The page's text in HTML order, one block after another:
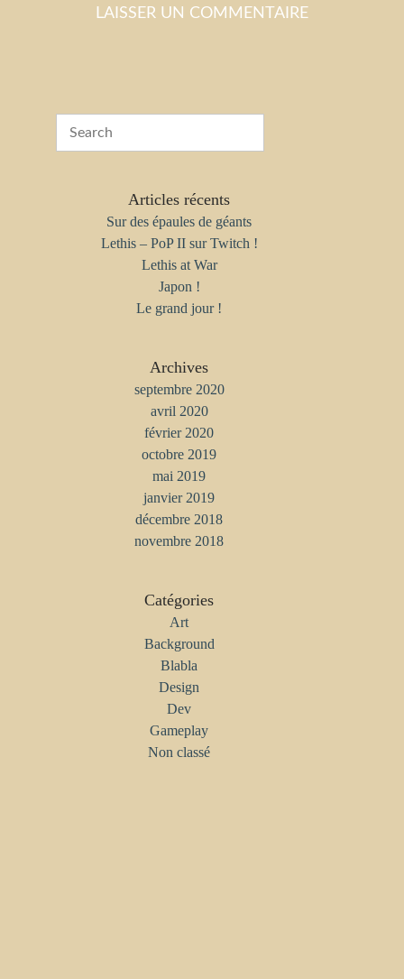
Articles récents
Sur des épaules de géants
Lethis – PoP II sur Twitch !
Lethis at War
Japon !
Le grand jour !
Archives
septembre 2020
avril 2020
février 2020
octobre 2019
mai 2019
janvier 2019
décembre 2018
novembre 2018
Catégories
Art
Background
Blabla
Design
Dev
Gameplay
Non classé